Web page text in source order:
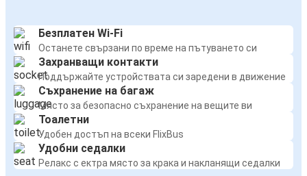
Безплатен Wi-Fi
Останете свързани по време на пътуването си
Захранващи контакти
Поддържайте устройствата си заредени в движение
Съхранение на багаж
Място за безопасно съхранение на вещите ви
Тоалетни
Удобен достъп на всеки FlixBus
Удобни седалки
Релакс с ектра място за крака и накланящи седалки